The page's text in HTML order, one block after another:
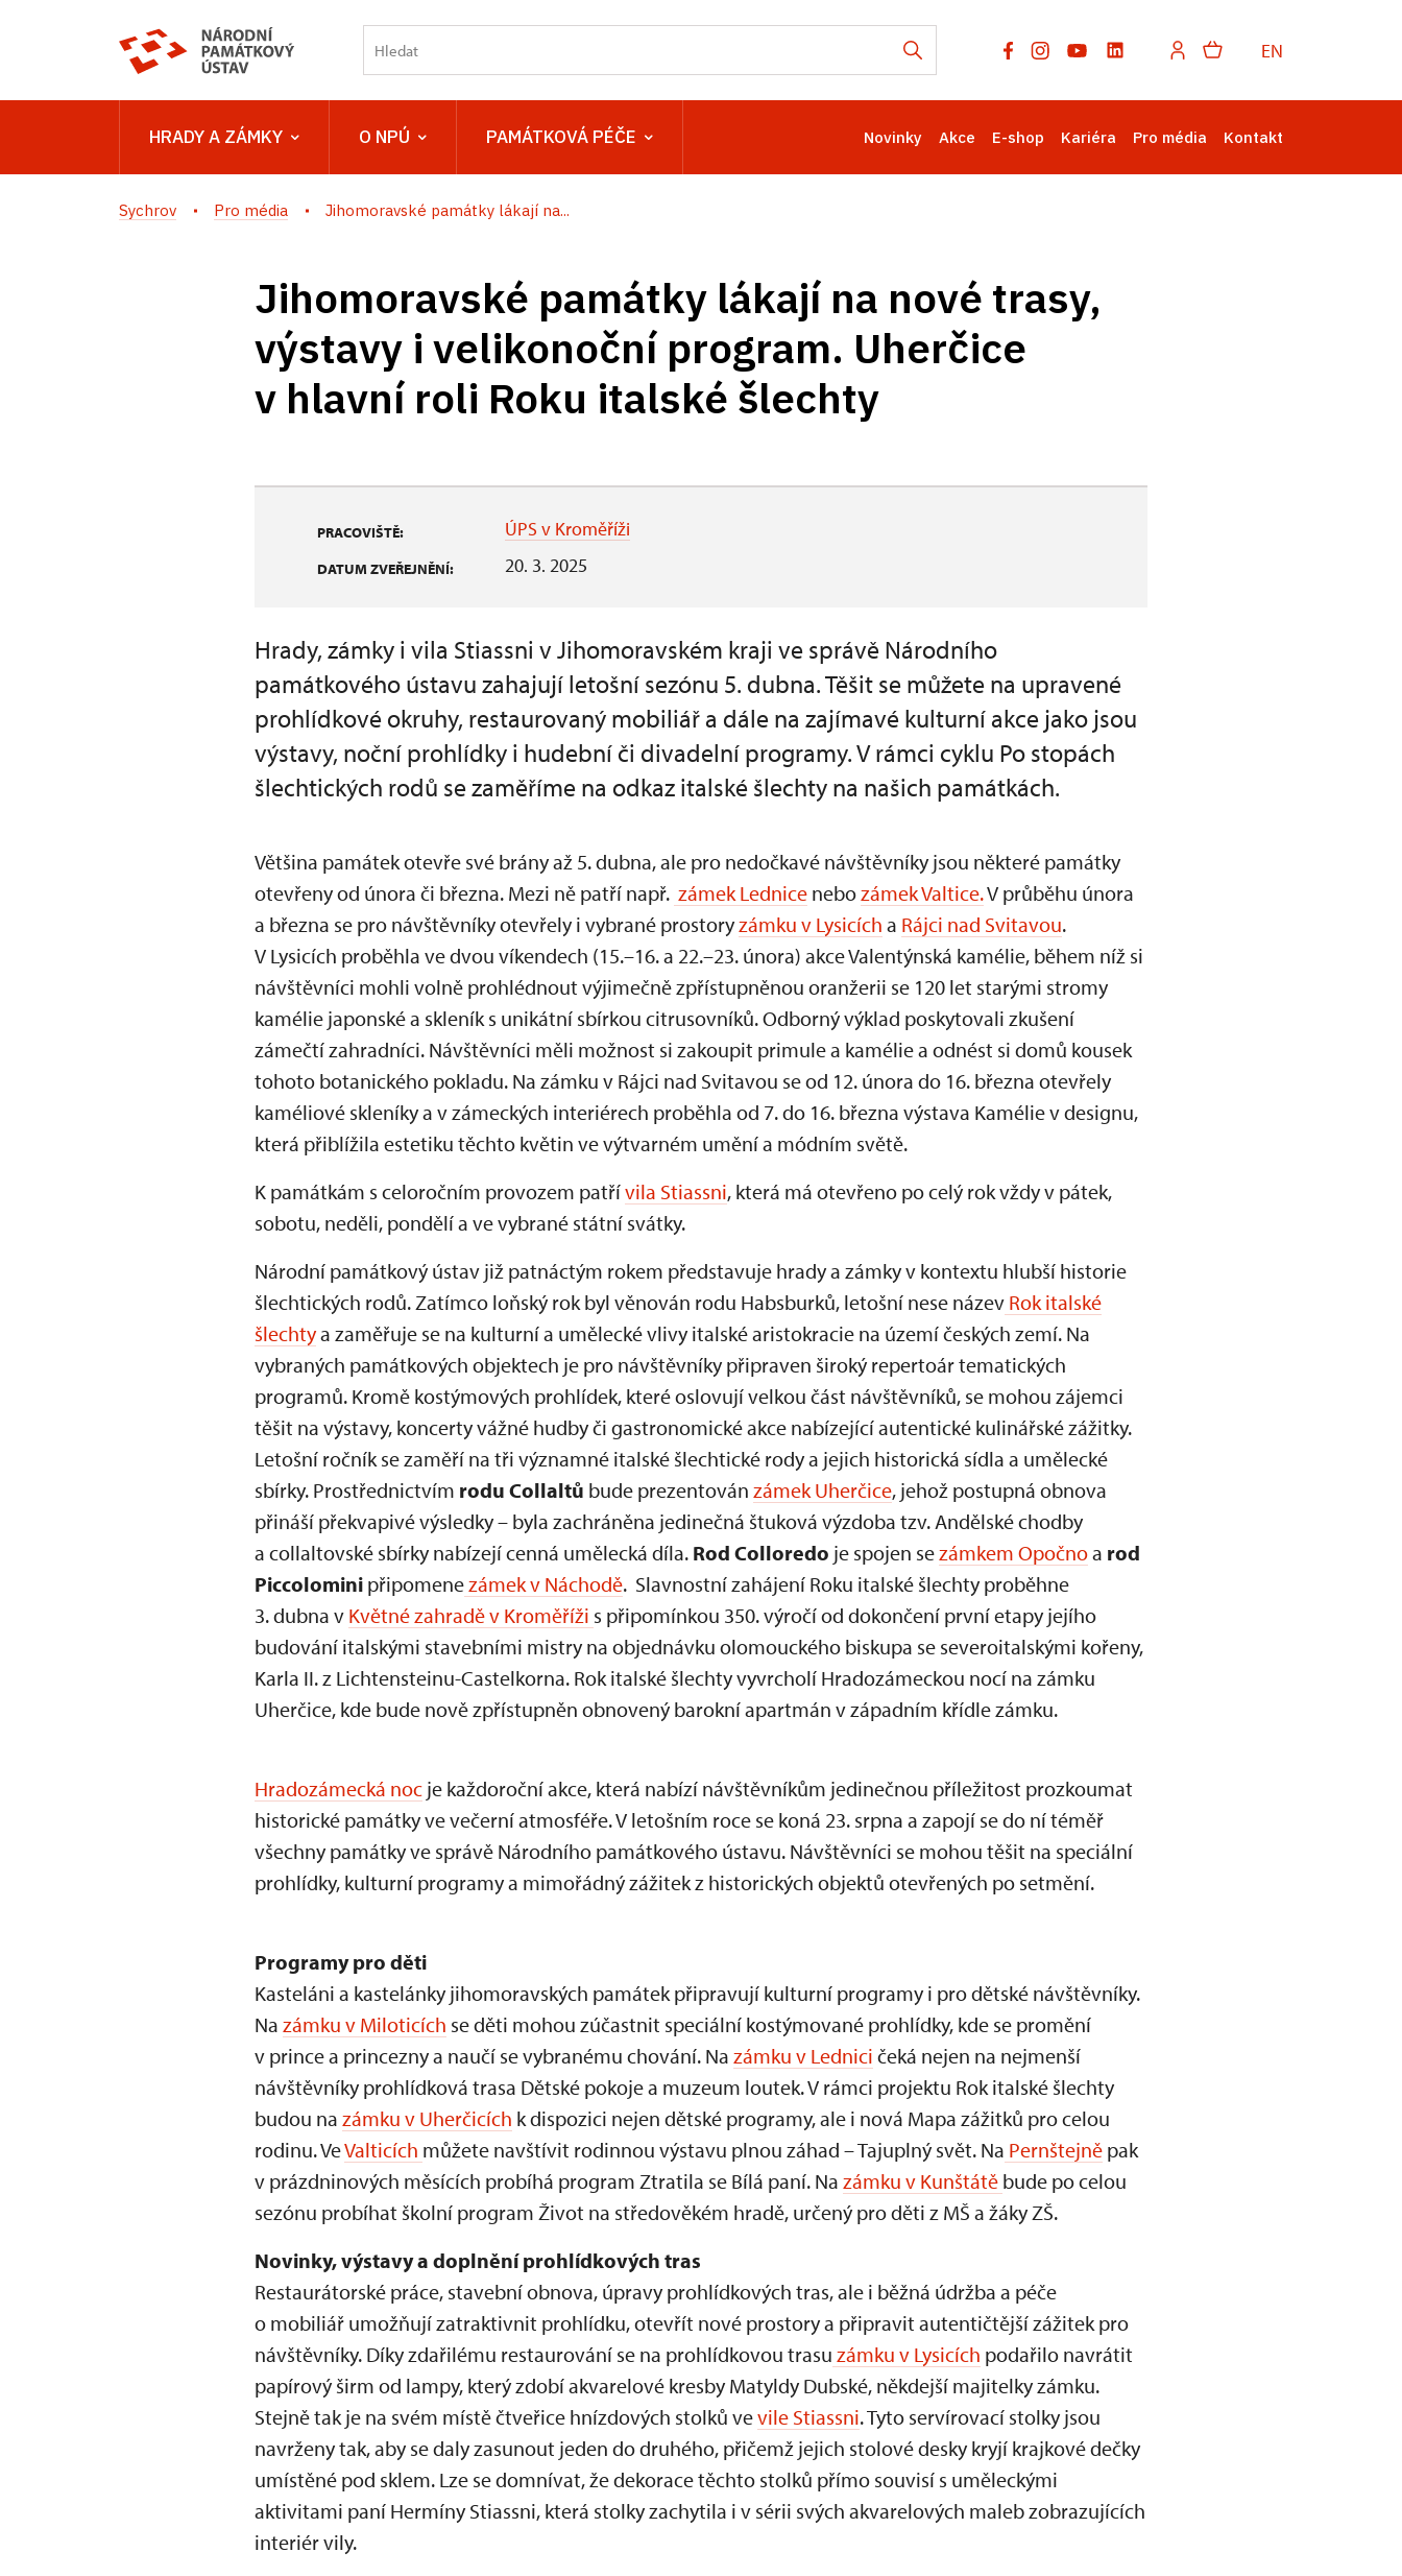
EN
HRADY A ZÁMKY O NPÚ PAMÁTKOVÁ PÉČE Novinky Akce E-shop Kariéra Pro média Kontakt
Sychrov Pro média Jihomoravské památky lákají na...
Jihomoravské památky lákají na nové trasy,
výstavy i velikonoční program. Uherčice
v hlavní roli Roku italské šlechty
PRACOVIŠTĚ: ÚPS v Kroměříži
DATUM ZVEŘEJNĚNÍ: 20. 3. 2025
Hrady, zámky i vila Stiassni v Jihomoravském kraji ve správě Národního
památkového ústavu zahajují letošní sezónu 5. dubna. Těšit se můžete na upravené
prohlídkové okruhy, restaurovaný mobiliář a dále na zajímavé kulturní akce jako jsou
výstavy, noční prohlídky i hudební či divadelní programy. V rámci cyklu Po stopách
šlechtických rodů se zaměříme na odkaz italské šlechty na našich památkách.
Většina památek otevře své brány až 5. dubna, ale pro nedočkavé návštěvníky jsou některé památky
otevřeny od února či března. Mezi ně patří např. zámek Lednice nebozámek Valtice.V průběhu února
a března se pro návštěvníky otevřely i vybrané prostoryzámku v Lysicích a Rájci nad Svitavou.
V Lysicích proběhla ve dvou víkendech (15.–16. a 22.–23. února) akce Valentýnská kamélie, během níž si
návštěvníci mohli volně prohlédnout výjimečně zpřístupněnou oranžerii se 120 let starými stromy
kamélie japonské a skleník s unikátní sbírkou citrusovníků. Odborný výklad poskytovali zkušení
zámečtí zahradníci. Návštěvníci měli možnost si zakoupit primule a kamélie a odnést si domů kousek
tohoto botanického pokladu. Na zámku v Rájci nad Svitavou se od 12. února do 16. března otevřely
kaméliové skleníky a v zámeckých interiérech proběhla od 7. do 16. března výstava Kamélie v designu,
která přiblížila estetiku těchto květin ve výtvarném umění a módním světě.
K památkám s celoročním provozem patřívila Stiassni, která má otevřeno po celý rok vždy v pátek,
sobotu, neděli, pondělí a ve vybrané státní svátky.
Národní památkový ústav již patnáctým rokem představuje hrady a zámky v kontextu hlubší historie
šlechtických rodů. Zatímco loňský rok byl věnován rodu Habsburků, letošní nese název Rok italské
šlechtya zaměřuje se na kulturní a umělecké vlivy italské aristokracie na území českých zemí. Na
vybraných památkových objektech je pro návštěvníky připraven široký repertoár tematických
programů. Kromě kostýmových prohlídek, které oslovují velkou část návštěvníků, se mohou zájemci
těšit na výstavy, koncerty vážné hudby či gastronomické akce nabízející autentické kulinářské zážitky.
Letošní ročník se zaměří na tři významné italské šlechtické rody a jejich historická sídla a umělecké
sbírky. Prostřednictvím rodu Collaltů bude prezentován zámek Uherčice, jehož postupná obnova
přináší překvapivé výsledky – byla zachráněna jedinečná štuková výzdoba tzv. Andělské chodby
a collaltovské sbírky nabízejí cenná umělecká díla. Rod Colloredo je spojen sezámkem Opočnoa rod
Piccolomini připomenezámek v Náchodě. Slavnostní zahájení Roku italské šlechty proběhne
3. dubna v Květné zahradě v Kroměříži s připomínkou 350. výročí od dokončení první etapy jejího
budování italskými stavebními mistry na objednávku olomouckého biskupa se severoitalskými kořeny,
Karla II. z Lichtensteinu-Castelkorna. Rok italské šlechty vyvrcholí Hradozámeckou nocí na zámku
Uherčice, kde bude nově zpřístupněn obnovený barokní apartmán v západním křídle zámku.
Hradozámecká noc je každoroční akce, která nabízí návštěvníkům jedinečnou příležitost prozkoumat
historické památky ve večerní atmosféře. V letošním roce se koná 23. srpna a zapojí se do ní téměř
všechny památky ve správě Národního památkového ústavu. Návštěvníci se mohou těšit na speciální
prohlídky, kulturní programy a mimořádný zážitek z historických objektů otevřených po setmění.
Programy pro děti
Kasteláni a kastelánky jihomoravských památek připravují kulturní programy i pro dětské návštěvníky.
Na zámku v Miloticích se děti mohou zúčastnit speciální kostýmované prohlídky, kde se promění
v prince a princezny a naučí se vybranému chování. Na zámku v Lednici čeká nejen na nejmenší
návštěvníky prohlídková trasa Dětské pokoje a muzeum loutek. V rámci projektu Rok italské šlechty
budou na zámku v Uherčicích k dispozici nejen dětské programy, ale i nová Mapa zážitků pro celou
rodinu. VeValticích můžete navštívit rodinnou výstavu plnou záhad – Tajuplný svět. Na Pernštejně pak
v prázdninových měsících probíhá program Ztratila se Bílá paní. Na zámku v Kunštátě bude po celou
sezónu probíhat školní program Život na středověkém hradě, určený pro děti z MŠ a žáky ZŠ.
Novinky, výstavy a doplnění prohlídkových tras
Restaurátorské práce, stavební obnova, úpravy prohlídkových tras, ale i běžná údržba a péče
o mobiliář umožňují zatraktivnit prohlídku, otevřít nové prostory a připravit autentičtější zážitek pro
návštěvníky. Díky zdařilému restaurování se na prohlídkovou trasu zámku v Lysicích podařilo navrátit
papírový širm od lampy, který zdobí akvarelové kresby Matyldy Dubské, někdejší majitelky zámku.
Stejně tak je na svém místě čtveřice hnízdových stolků vevile Stiassni. Tyto servírovací stolky jsou
navrženy tak, aby se daly zasunout jeden do druhého, přičemž jejich stolové desky kryjí krajkové dečky
umístěné pod sklem. Lze se domnívat, že dekorace těchto stolků přímo souvisí s uměleckými
aktivitami paní Hermíny Stiassni, která stolky zachytila i v sérii svých akvarelových maleb zobrazujících
interiér vily.